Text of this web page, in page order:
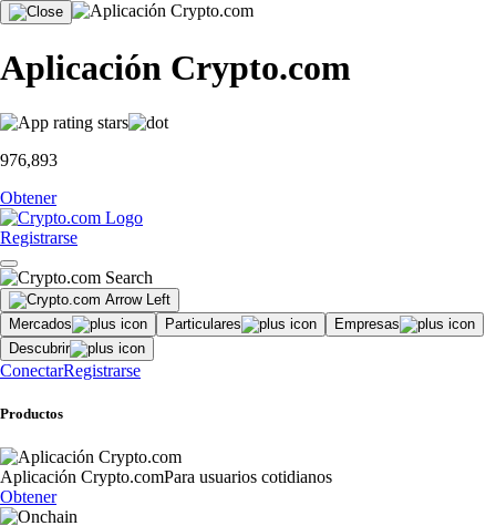
Aplicación Crypto.com
976,893
Obtener
Registrarse
Mercados Particulares
Empresas
Descubrir
ConectarRegistrarse
Productos
Aplicación Crypto.comPara usuarios cotidianos
Obtener